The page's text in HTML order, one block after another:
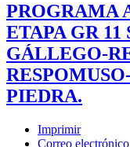
PROGRAMA
ETAPA GR
GÁLLEGO-
PIEDRA.
Imprimir
Correo electrónico